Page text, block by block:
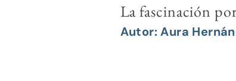
La fascinación
Autor: Aura